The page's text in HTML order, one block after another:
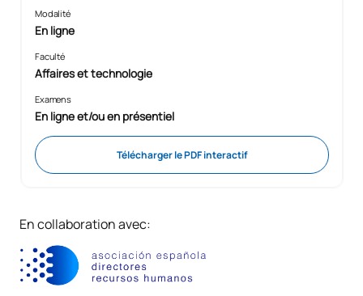
Modalité
En ligne
Faculté
Affaires et technologie
Examens
En ligne et/ou en présentiel
Télécharger le PDF interactif
En collaboration avec: